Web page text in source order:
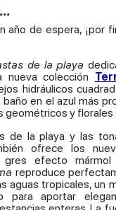
año de espera, ¡por
de la playa
nueva colección
hidráulicos
en el azul más
geométricos y florales
de la playa y las
ofrece los
gres efecto mármol
reproduce
aguas tropicales, un
para aportar